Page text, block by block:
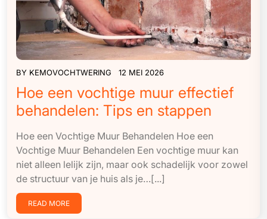
BY KEMOVOCHTWERING 12 MEI 2026
Hoe een vochtige muur effectief
behandelen: Tips en stappen
Hoe een Vochtige Muur Behandelen Hoe een
Vochtige Muur Behandelen Een vochtige muur kan
niet alleen lelijk zijn, maar ook schadelijk voor zowel
de structuur van je huis als je…[...]
READ MORE